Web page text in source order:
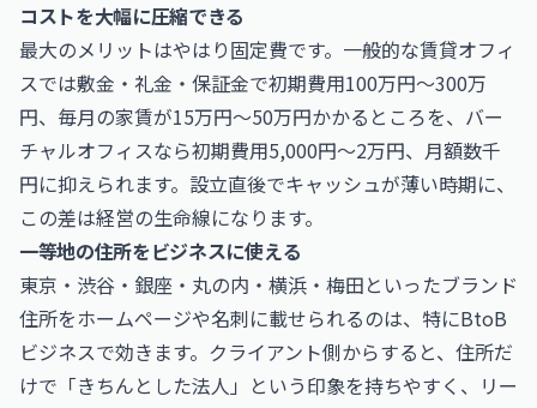
コストを大幅に圧縮できる
最大のメリットはやはり固定費です。一般的な賃貸オフィ
スでは敷金・礼金・保証金で初期費用100万円〜300万
円、毎月の家賃が15万円〜50万円かかるところを、バー
チャルオフィスなら初期費用5,000円〜2万円、月額数千
円に抑えられます。設立直後でキャッシュが薄い時期に、
この差は経営の生命線になります。
一等地の住所をビジネスに使える
東京・渋谷・銀座・丸の内・横浜・梅田といったブランド
住所をホームページや名刺に載せられるのは、特にBtoB
ビジネスで効きます。クライアント側からすると、住所だ
けで「きちんとした法人」という印象を持ちやすく、リー